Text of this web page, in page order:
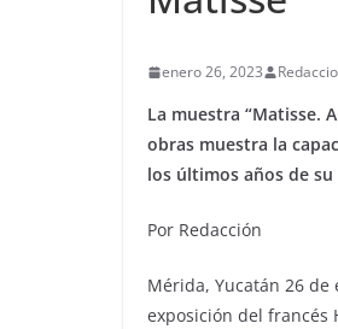
enero 26, 2023
La muestra “Matisse.
obras muestra la
los últimos años de su
Por Redacción
Mérida, Yucatán 26
exposición del francés